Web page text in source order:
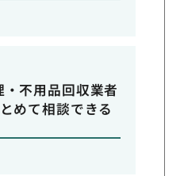
不用品回収業者
めて相談できる